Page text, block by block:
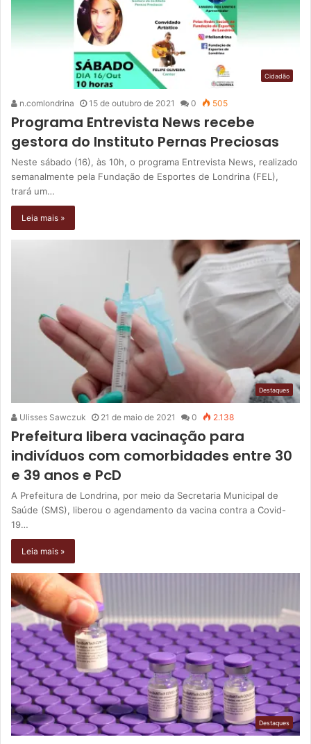
Cidadão
n.comlondrina 15 de outubro de 2021 0 505
Programa Entrevista News recebe
gestora do Instituto Pernas Preciosas
Neste sábado (16), às 10h, o programa Entrevista News, realizado
semanalmente pela Fundação de Esportes de Londrina (FEL),
trará um…
Leia mais »
Destaques
Ulisses Sawczuk 21 de maio de 2021 0 2.138
Prefeitura libera vacinação para
indivíduos com comorbidades entre 30
e 39 anos e PcD
A Prefeitura de Londrina, por meio da Secretaria Municipal de
Saúde (SMS), liberou o agendamento da vacina contra a Covid-
19…
Leia mais »
Destaques